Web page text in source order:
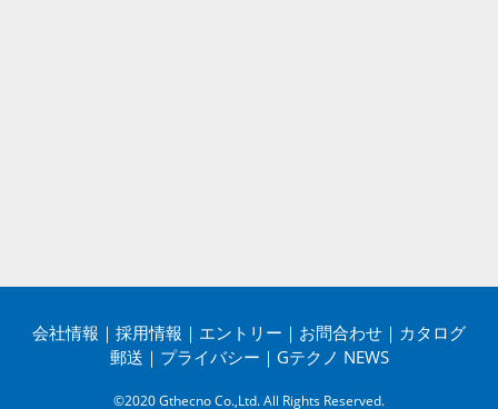
会社情報 ｜ 採用情報 ｜ エントリー ｜ お問合わせ ｜ カタログ
郵送 ｜ プライバシー ｜ Gテクノ NEWS
©2020 Gthecno Co.,Ltd. All Rights Reserved.